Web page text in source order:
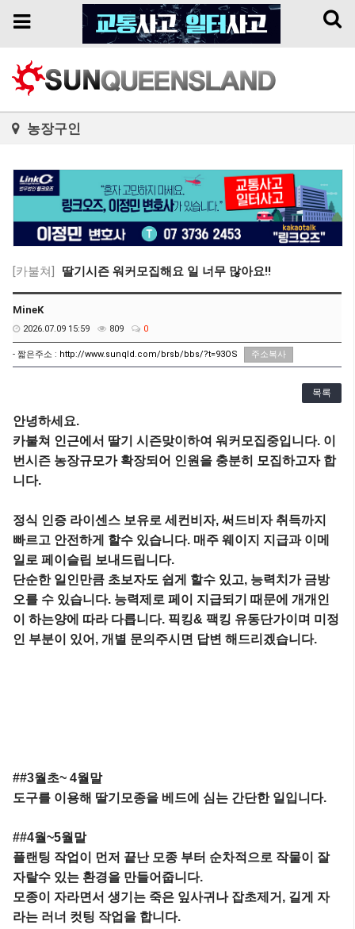
Toggle
Toggle
농장구인
[카불쳐] 딸기시즌 워커모집해요 일 너무 많아요!!
MineK
2026.07.09 15:59 809 0
- 짧은주소 : http://www.sunqld.com/brsb/bbs/?t=93OS 주소복사
목록
안녕하세요.
카불쳐 인근에서 딸기 시즌맞이하여 워커모집중입니다. 이
번시즌 농장규모가 확장되어 인원을 충분히 모집하고자 합
니다.
정식 인증 라이센스 보유로 세컨비자, 써드비자 취득까지
빠르고 안전하게 할수 있습니다. 매주 웨이지 지급과 이메
일로 페이슬립 보내드립니다.
단순한 일인만큼 초보자도 쉽게 할수 있고, 능력치가 금방
오를 수 있습니다. 능력제로 페이 지급되기 때문에 개개인
이 하는양에 따라 다릅니다. 픽킹& 팩킹 유동단가이며 미정
인 부분이 있어, 개별 문의주시면 답변 해드리겠습니다.
##3월초~ 4월말
도구를 이용해 딸기모종을 베드에 심는 간단한 일입니다.
##4월~5월말
플랜팅 작업이 먼저 끝난 모종 부터 순차적으로 작물이 잘
자랄수 있는 환경을 만들어줍니다.
모종이 자라면서 생기는 죽은 잎사귀나 잡초제거, 길게 자
라는 러너 컷팅 작업을 합니다.